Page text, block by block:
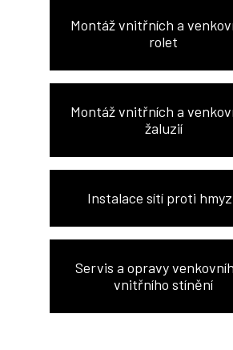
Montáž vnitřních a
rolet
Montáž vnitřních a
žaluzií
Instalace sítí proti
Servis a opravy
vnitřního stínění